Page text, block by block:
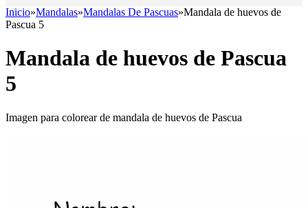
Inicio»Mandalas»Mandalas De Pascuas»Mandala de huevos de
Pascua 5
Mandala de huevos de Pascua
5
Imagen para colorear de mandala de huevos de Pascua